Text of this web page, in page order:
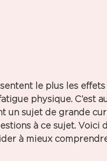
le plus les
physique. C’est
un sujet de grande
à ce sujet. Voici
à mieux